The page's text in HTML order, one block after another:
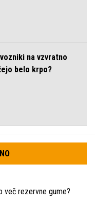
na vzvratno
belo krpo?
več rezervne gume?